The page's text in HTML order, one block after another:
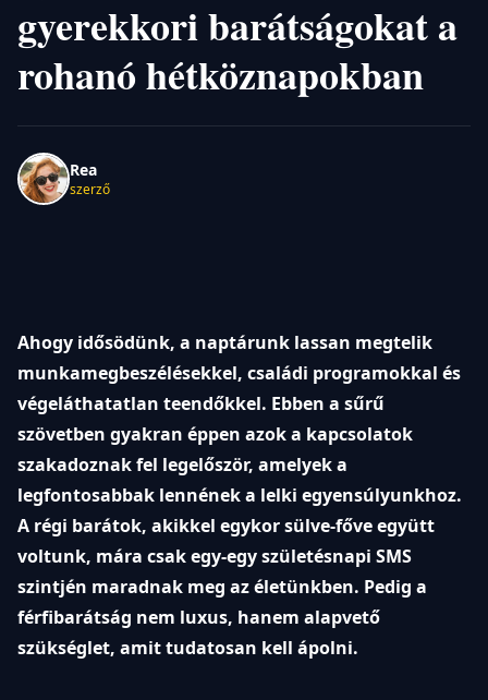
gyerekkori barátságokat a
rohanó hétköznapokban
Rea
szerző
Ahogy idősödünk, a naptárunk lassan megtelik
munkamegbeszélésekkel, családi programokkal és
végeláthatatlan teendőkkel. Ebben a sűrű
szövetben gyakran éppen azok a kapcsolatok
szakadoznak fel legelőször, amelyek a
legfontosabbak lennének a lelki egyensúlyunkhoz.
A régi barátok, akikkel egykor sülve-főve együtt
voltunk, mára csak egy-egy születésnapi SMS
szintjén maradnak meg az életünkben. Pedig a
férfibarátság nem luxus, hanem alapvető
szükséglet, amit tudatosan kell ápolni.